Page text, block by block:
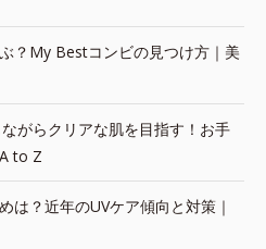
？My Bestコンビの見つけ方｜美
がらクリアな肌を目指す！お手
to Z
は？近年のUVケア傾向と対策｜